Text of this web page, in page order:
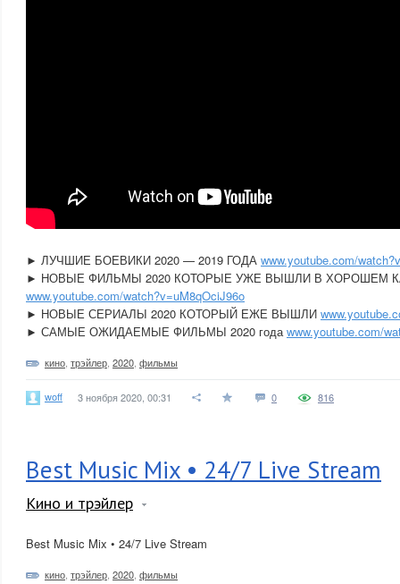
► ЛУЧШИЕ БОЕВИКИ 2020 — 2019 ГОДА www.youtube.com/
► НОВЫЕ ФИЛЬМЫ 2020 КОТОРЫЕ УЖЕ ВЫШЛИ В ХОРОШЕМ
www.youtube.com/watch?v=uM8qOciJ96o
► НОВЫЕ СЕРИАЛЫ 2020 КОТОРЫЙ ЕЖЕ ВЫШЛИ
► САМЫЕ ОЖИДАЕМЫЕ ФИЛЬМЫ 2020 годаwww.youtube.com/
кино трэйлер 2020 фильмы
woff 3 ноября 2020, 00:31 0 816
Best Music Mix • 24/7 Live Stream
Кино и трэйлер
Best Music Mix • 24/7 Live Stream
кино трэйлер 2020 фильмы